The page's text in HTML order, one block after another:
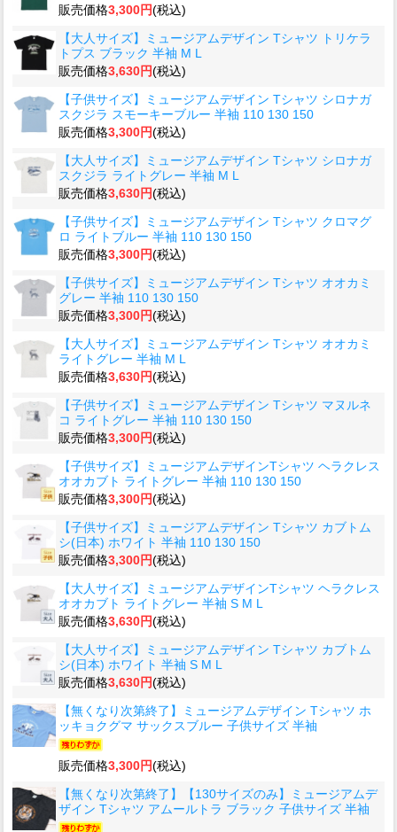
販売価格3,300円(税込)
【大人サイズ】ミュージアムデザイン Tシャツ トリケラ
トプス ブラック 半袖 M L
販売価格3,630円(税込)
【子供サイズ】ミュージアムデザイン Tシャツ シロナガ
スクジラ スモーキーブルー 半袖 110 130 150
販売価格3,300円(税込)
【大人サイズ】ミュージアムデザイン Tシャツ シロナガ
スクジラ ライトグレー 半袖 M L
販売価格3,630円(税込)
【子供サイズ】ミュージアムデザイン Tシャツ クロマグ
ロ ライトブルー 半袖 110 130 150
販売価格3,300円(税込)
【子供サイズ】ミュージアムデザイン Tシャツ オオカミ
グレー 半袖 110 130 150
販売価格3,300円(税込)
【大人サイズ】ミュージアムデザイン Tシャツ オオカミ
ライトグレー 半袖 M L
販売価格3,630円(税込)
【子供サイズ】ミュージアムデザイン Tシャツ マヌルネ
コ ライトグレー 半袖 110 130 150
販売価格3,300円(税込)
【子供サイズ】ミュージアムデザインTシャツ ヘラクレス
オオカブト ライトグレー 半袖 110 130 150
販売価格3,300円(税込)
【子供サイズ】ミュージアムデザイン Tシャツ カブトム
シ(日本) ホワイト 半袖 110 130 150
販売価格3,300円(税込)
【大人サイズ】ミュージアムデザインTシャツ ヘラクレス
オオカブト ライトグレー 半袖 S M L
販売価格3,630円(税込)
【大人サイズ】ミュージアムデザイン Tシャツ カブトム
シ(日本) ホワイト 半袖 S M L
販売価格3,630円(税込)
【無くなり次第終了】ミュージアムデザイン Tシャツ ホ
ッキョクグマ サックスブルー 子供サイズ 半袖
販売価格3,300円(税込)
【無くなり次第終了】【130サイズのみ】ミュージアムデ
ザイン Tシャツ アムールトラ ブラック 子供サイズ 半袖